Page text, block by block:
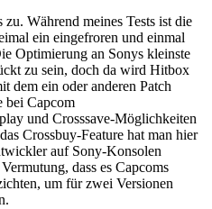
Während meines Tests ist die
ein eingefroren und einmal
Optimierung an Sonys kleinste
zu sein, doch da wird Hitbox
dem ein oder anderen Patch
bei Capcom
und Crosssave-Möglichkeiten
Crossbuy-Feature hat man hier
auf Sony-Konsolen
dass es Capcoms
um für zwei Versionen